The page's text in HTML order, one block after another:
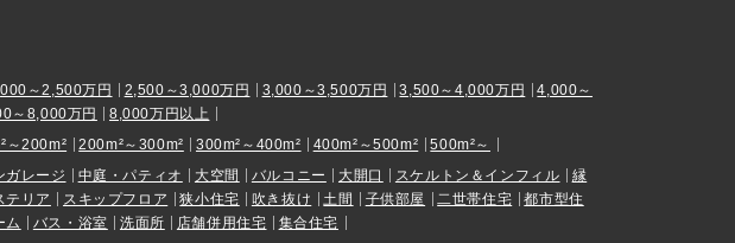
～2,500万円 2,500～3,000万円 3,000～3,500万円 3,500～4,000万円
4,000～
～8,000万円
8,000万円以上
～200m² 200m²～300m² 300m²～400m² 400m²～500m²
500m²～
ガレージ 中庭・パティオ 大空間 バルコニー 大開口 スケルトン＆インフィル
縁
テリア スキップフロア 狭小住宅 吹き抜け 土間 子供部屋 二世帯住宅
都市型住
ム バス・浴室 洗面所 店舗併用住宅
集合住宅